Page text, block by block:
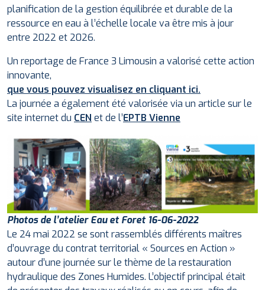
planification de la gestion équilibrée et durable de la
ressource en eau à l’échelle locale va être mis à jour
entre 2022 et 2026.
Un reportage de France 3 Limousin a valorisé cette action
innovante,
que vous pouvez visualisez en cliquant ici.
La journée a également été valorisée via un article sur le
site internet du CEN et de l’EPTB Vienne
Photos de l’atelier Eau et Foret 16-06-2022
Le 24 mai 2022 se sont rassemblés différents maîtres
d’ouvrage du contrat territorial « Sources en Action »
autour d’une journée sur le thème de la restauration
hydraulique des Zones Humides. L’objectif principal était